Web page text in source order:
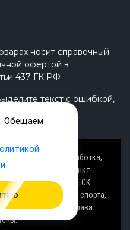
носит справочный
офертой в
437 ГК РФ
текст с ошибкой,
нам.
разработка,
товаров в Санкт-
ТПУ (TPU), AIRDECK
ткани для спорта,
аттракционов. Все права
Обещаем